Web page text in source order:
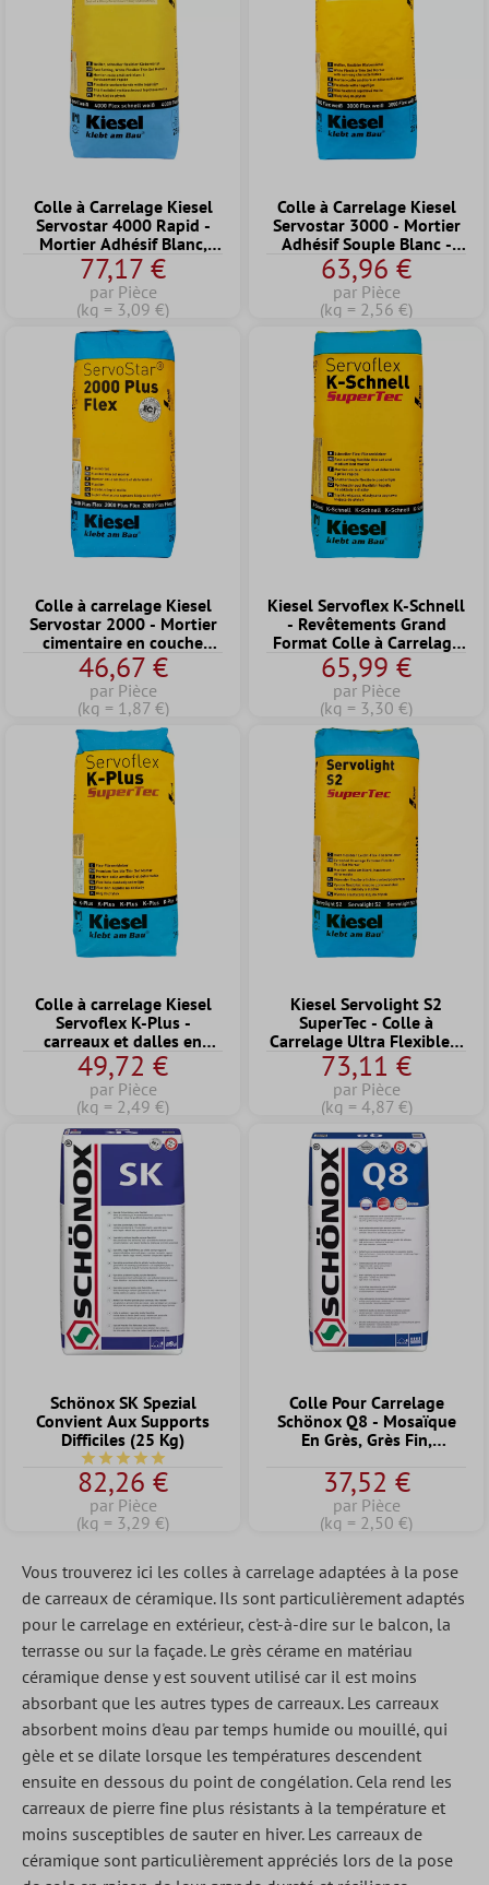
Colle à Carrelage Kiesel
Servostar 4000 Rapid -
Mortier Adhésif Blanc,
Rapide Et Flexible (25Kg)
77,17 €
par Pièce
(kg = 3,09 €)
Colle à Carrelage Kiesel
Servostar 3000 - Mortier
Adhésif Souple Blanc -
Mosaïque De Verre (25Kg)
63,96 €
par Pièce
(kg = 2,56 €)
Colle à carrelage Kiesel
Servostar 2000 - Mortier
cimentaire en couche
mince flexible et modifié
plastique (25KG)
46,67 €
par Pièce
(kg = 1,87 €)
Kiesel Servoflex K-Schnell
- Revêtements Grand
Format Colle à Carrelage
Rapide (20KG)
65,99 €
par Pièce
(kg = 3,30 €)
Colle à carrelage Kiesel
Servoflex K-Plus -
carreaux et dalles en
céramique, mortier pour
carrelage en grès fin
(20KG)
49,72 €
par Pièce
(kg = 2,49 €)
Kiesel Servolight S2
SuperTec - Colle à
Carrelage Ultra Flexible à
Flexion Légère (15KG)
73,11 €
par Pièce
(kg = 4,87 €)
Schönox SK Spezial
Convient Aux Supports
Difficiles (25 Kg)
Note moyenne de 5 sur 5 étoiles
82,26 €
par Pièce
(kg = 3,29 €)
Colle Pour Carrelage
Schönox Q8 - Mosaïque
En Grès, Grès Fin,
(15Kg)
37,52 €
par Pièce
(kg = 2,50 €)
Vous trouverez ici les colles à carrelage adaptées à la pose
de carreaux de céramique. Ils sont particulièrement adaptés
pour le carrelage en extérieur, c'est-à-dire sur le balcon, la
terrasse ou sur la façade. Le grès cérame en matériau
céramique dense y est souvent utilisé car il est moins
absorbant que les autres types de carreaux. Les carreaux
absorbent moins d'eau par temps humide ou mouillé, qui
gèle et se dilate lorsque les températures descendent
ensuite en dessous du point de congélation. Cela rend les
carreaux de pierre fine plus résistants à la température et
moins susceptibles de sauter en hiver. Les carreaux de
céramique sont particulièrement appréciés lors de la pose